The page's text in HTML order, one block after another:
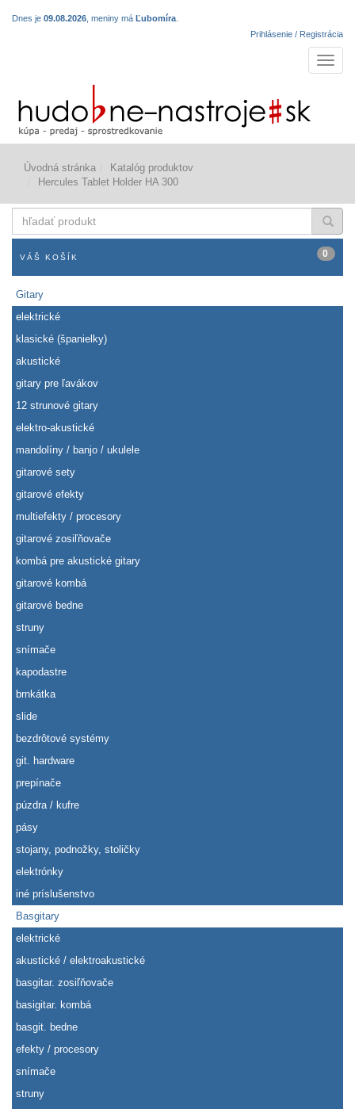
Dnes je 09.08.2026 , meniny má Ľubomíra
Prihlásenie / Registrácia
Úvodná stránka
Katalóg produktov
Hercules Tablet Holder HA 300
produkt
VÁŠ KOŠÍK 0
Gitary
elektrické
klasické (španielky)
akustické
gitary pre ľavákov
12 strunové gitary
elektro-akustické
mandolíny / banjo / ukulele
gitarové sety
gitarové efekty
multiefekty / procesory
gitarové zosiľňovače
kombá pre akustické gitary
gitarové kombá
gitarové bedne
struny
snímače
kapodastre
brnkátka
slide
bezdrôtové systémy
git. hardware
prepínače
púzdra / kufre
pásy
stojany, podnožky, stoličky
elektrónky
iné príslušenstvo
Basgitary
elektrické
akustické / elektroakustické
basgitar. zosiľňovače
basigitar. kombá
basgit. bedne
efekty / procesory
snímače
struny